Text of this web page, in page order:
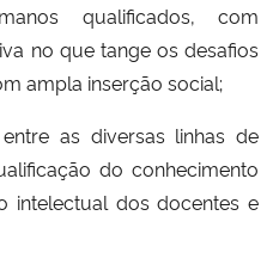
qualificados, com
no que tange os desafios
ampla inserção social;
as diversas linhas de
do conhecimento
intelectual dos docentes e